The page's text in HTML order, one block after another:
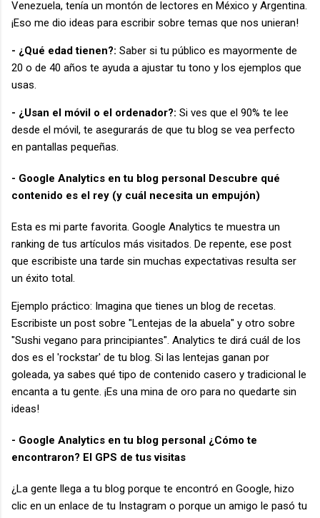
Venezuela, tenía un montón de lectores en México y Argentina.
¡Eso me dio ideas para escribir sobre temas que nos unieran!
- ¿Qué edad tienen?: Saber si tu público es mayormente de
20 o de 40 años te ayuda a ajustar tu tono y los ejemplos que
usas.
- ¿Usan el móvil o el ordenador?: Si ves que el 90% te lee
desde el móvil, te asegurarás de que tu blog se vea perfecto
en pantallas pequeñas.
- Google Analytics en tu blog personal Descubre qué
contenido es el rey (y cuál necesita un empujón)
Esta es mi parte favorita. Google Analytics te muestra un
ranking de tus artículos más visitados. De repente, ese post
que escribiste una tarde sin muchas expectativas resulta ser
un éxito total.
Ejemplo práctico: Imagina que tienes un blog de recetas.
Escribiste un post sobre "Lentejas de la abuela" y otro sobre
"Sushi vegano para principiantes". Analytics te dirá cuál de los
dos es el 'rockstar' de tu blog. Si las lentejas ganan por
goleada, ya sabes qué tipo de contenido casero y tradicional le
encanta a tu gente. ¡Es una mina de oro para no quedarte sin
ideas!
- Google Analytics en tu blog personal ¿Cómo te
encontraron? El GPS de tus visitas
¿La gente llega a tu blog porque te encontró en Google, hizo
clic en un enlace de tu Instagram o porque un amigo le pasó tu